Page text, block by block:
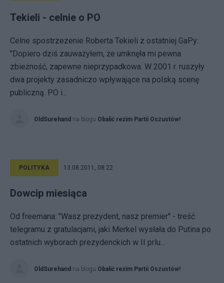
Tekieli - celnie o PO
Celne spostrzezenie Roberta Tekieli z ostatniej GaPy:
"Dopiero dziś zauważyłem, że umknęła mi pewna
zbieżność, zapewne nieprzypadkowa. W 2001 r. ruszyły
dwa projekty zasadniczo wpływające na polską scenę
publiczną. PO i...
OldSurehand na blogu Obalić reżim Partii Oszustów!
POLITYKA 13.08.2011, 08:22
Dowcip miesiąca
Od freemana: "Wasz prezydent, nasz premier" - treść
telegramu z gratulacjami, jaki Merkel wysłała do Putina po
ostatnich wyborach prezydenckich w II prlu...
OldSurehand na blogu Obalić reżim Partii Oszustów!